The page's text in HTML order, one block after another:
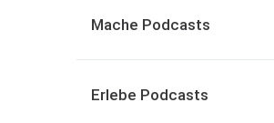
Mache Podcasts
Erlebe Podcasts